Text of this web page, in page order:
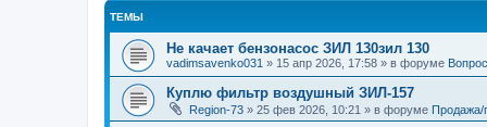
ТЕМЫ
Не качает бензонасос ЗИЛ 130зил 130
vadimsavenko031 » 15 апр 2026, 17:58 » в форуме
Куплю фильтр воздушный ЗИЛ-157
Region-73 » 25 фев 2026, 10:21 » в форуме Продажа/